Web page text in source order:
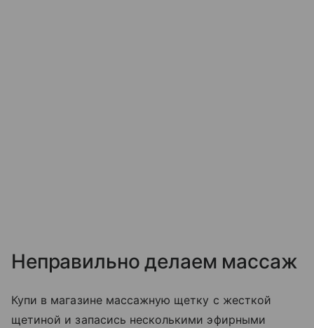
Неправильно делаем массаж
Купи в магазине массажную щетку с жесткой
щетиной и запасись несколькими эфирными